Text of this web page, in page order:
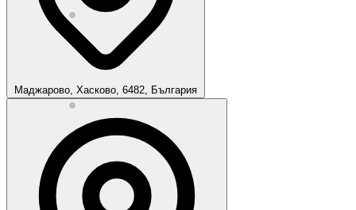
Маджарово, Хасково, 6482, България